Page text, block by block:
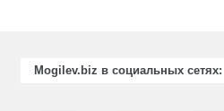
Mogilev.biz в социальных сетях: